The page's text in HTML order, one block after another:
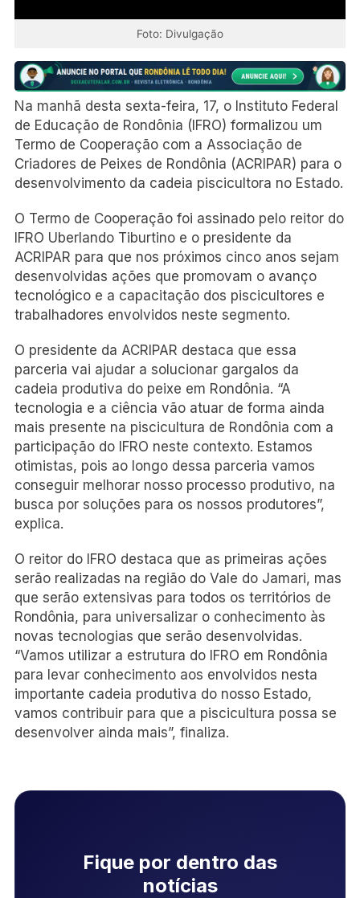
Foto: Divulgação
Na manhã desta sexta-feira, 17, o Instituto Federal
de Educação de Rondônia (IFRO) formalizou um
Termo de Cooperação com a Associação de
Criadores de Peixes de Rondônia (ACRIPAR) para o
desenvolvimento da cadeia piscicultora no Estado.
O Termo de Cooperação foi assinado pelo reitor do
IFRO Uberlando Tiburtino e o presidente da
ACRIPAR para que nos próximos cinco anos sejam
desenvolvidas ações que promovam o avanço
tecnológico e a capacitação dos piscicultores e
trabalhadores envolvidos neste segmento.
O presidente da ACRIPAR destaca que essa
parceria vai ajudar a solucionar gargalos da
cadeia produtiva do peixe em Rondônia. “A
tecnologia e a ciência vão atuar de forma ainda
mais presente na piscicultura de Rondônia com a
participação do IFRO neste contexto. Estamos
otimistas, pois ao longo dessa parceria vamos
conseguir melhorar nosso processo produtivo, na
busca por soluções para os nossos produtores”,
explica.
O reitor do IFRO destaca que as primeiras ações
serão realizadas na região do Vale do Jamari, mas
que serão extensivas para todos os territórios de
Rondônia, para universalizar o conhecimento às
novas tecnologias que serão desenvolvidas.
“Vamos utilizar a estrutura do IFRO em Rondônia
para levar conhecimento aos envolvidos nesta
importante cadeia produtiva do nosso Estado,
vamos contribuir para que a piscicultura possa se
desenvolver ainda mais”, finaliza.
Fique por dentro das
notícias